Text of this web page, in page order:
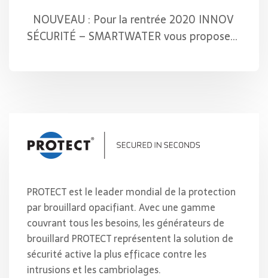
NOUVEAU : Pour la rentrée 2020 INNOV
SÉCURITÉ – SMARTWATER vous propose…
PROTECT est le leader mondial de la protection
par brouillard opacifiant. Avec une gamme
couvrant tous les besoins, les générateurs de
brouillard PROTECT représentent la solution de
sécurité active la plus efficace contre les
intrusions et les cambriolages.